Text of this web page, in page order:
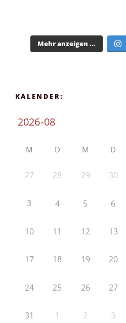
Mehr anzeigen ...
KALENDER:
M D M D
27 28 29 30
3 4 5 6
10 11 12 13
17 18 19 20
24 25 26 27
31 1 2 3